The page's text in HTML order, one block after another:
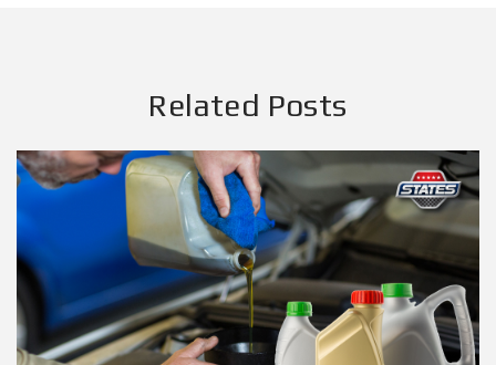
Related Posts